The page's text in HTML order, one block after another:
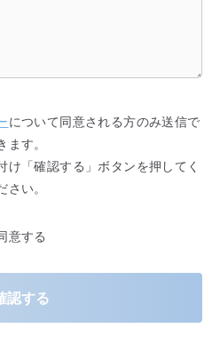
について同意される方のみ送信で
ます。
け「確認する」ボタンを押してく
さい。
意する